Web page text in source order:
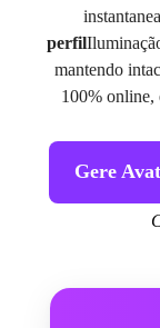
perfil
mantendo
100% online,
Gere